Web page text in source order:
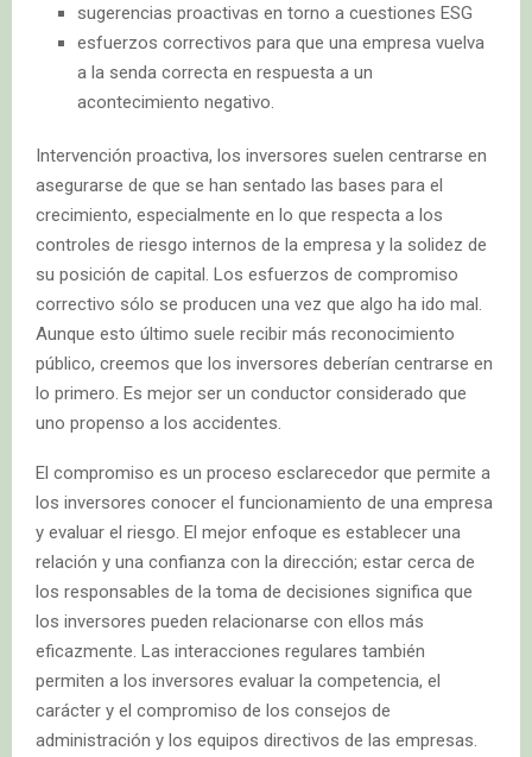
sugerencias proactivas en torno a cuestiones ESG
esfuerzos correctivos para que una empresa vuelva
a la senda correcta en respuesta a un
acontecimiento negativo.
Intervención proactiva, los inversores suelen centrarse en
asegurarse de que se han sentado las bases para el
crecimiento, especialmente en lo que respecta a los
controles de riesgo internos de la empresa y la solidez de
su posición de capital. Los esfuerzos de compromiso
correctivo sólo se producen una vez que algo ha ido mal.
Aunque esto último suele recibir más reconocimiento
público, creemos que los inversores deberían centrarse en
lo primero. Es mejor ser un conductor considerado que
uno propenso a los accidentes.
El compromiso es un proceso esclarecedor que permite a
los inversores conocer el funcionamiento de una empresa
y evaluar el riesgo. El mejor enfoque es establecer una
relación y una confianza con la dirección; estar cerca de
los responsables de la toma de decisiones significa que
los inversores pueden relacionarse con ellos más
eficazmente. Las interacciones regulares también
permiten a los inversores evaluar la competencia, el
carácter y el compromiso de los consejos de
administración y los equipos directivos de las empresas.